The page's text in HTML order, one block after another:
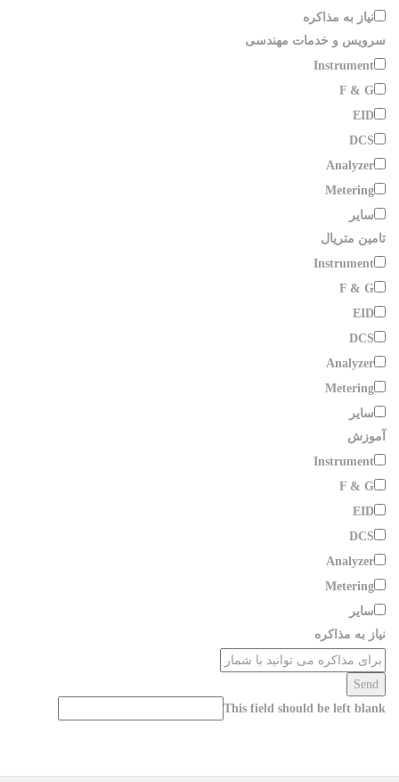
نیاز به مذاکره
سرویس و خدمات مهندسی
Instrument
F & G
EID
DCS
Analyzer
Metering
سایر
تامین متریال
Instrument
F & G
EID
DCS
Analyzer
Metering
سایر
آموزش
Instrument
F & G
EID
DCS
Analyzer
Metering
سایر
نیاز به مذاکره
Send
This field should be left blank